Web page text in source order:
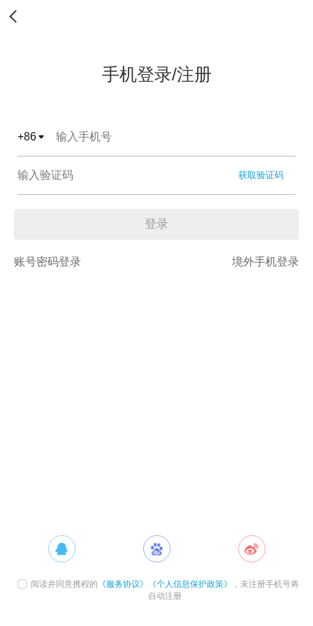
手机登录/注册
+86
获取验证码
登录
账号密码登录 境外手机登录
阅读并同意携程的 《服务协议》 《个人信息保护政策》
，未注册手机号将
自动注册